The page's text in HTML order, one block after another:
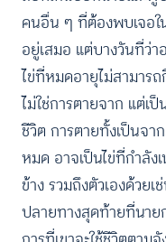
คนอื่น ๆ ที่ต้องพบเจอใ
อยู่เสมอ แต่บางวันที่ว่า
ไข่ที่หมดอายุไม่สามาร
ไม่ใช่การตายจาก แต่เ
ชีวิต การตายทั้งเป็นจ
หมด อาจเป็นไข่ที่กำลัง
ข้าง รวมถึงตัวเองด้วยเ
ปลายทางสุดท้ายที่นาย